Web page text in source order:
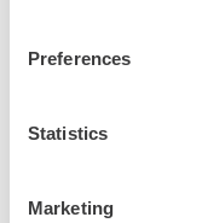
Preferences
Statistics
Marketing